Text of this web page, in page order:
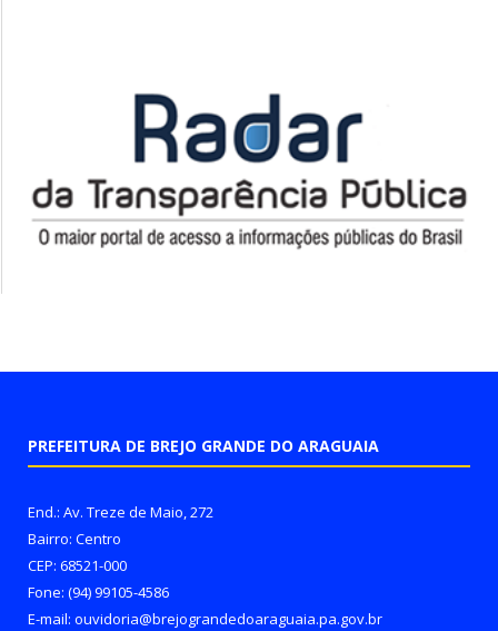
PREFEITURA DE BREJO GRANDE DO ARAGUAIA
End.: Av. Treze de Maio, 272
Bairro: Centro
CEP: 68521-000
Fone: (94) 99105-4586
E-mail: ouvidoria@brejograndedoaraguaia.pa.gov.br